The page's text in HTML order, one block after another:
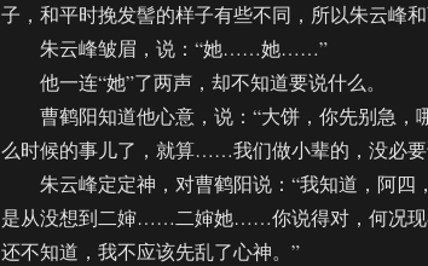
子，和平时挽发髻的样子有些不同，所以朱云峰
朱云峰皱眉，说：“她……她……”
他一连“她”了两声，却不知道要说什么。
曹鹤阳知道他心意，说：“大饼，你先别急，
么时候的事儿了，就算……我们做小辈的，没必要
朱云峰定定神，对曹鹤阳说：“我知道，阿四
是从没想到二婶……二婶她……你说得对，何况现
还不知道，我不应该先乱了心神。”